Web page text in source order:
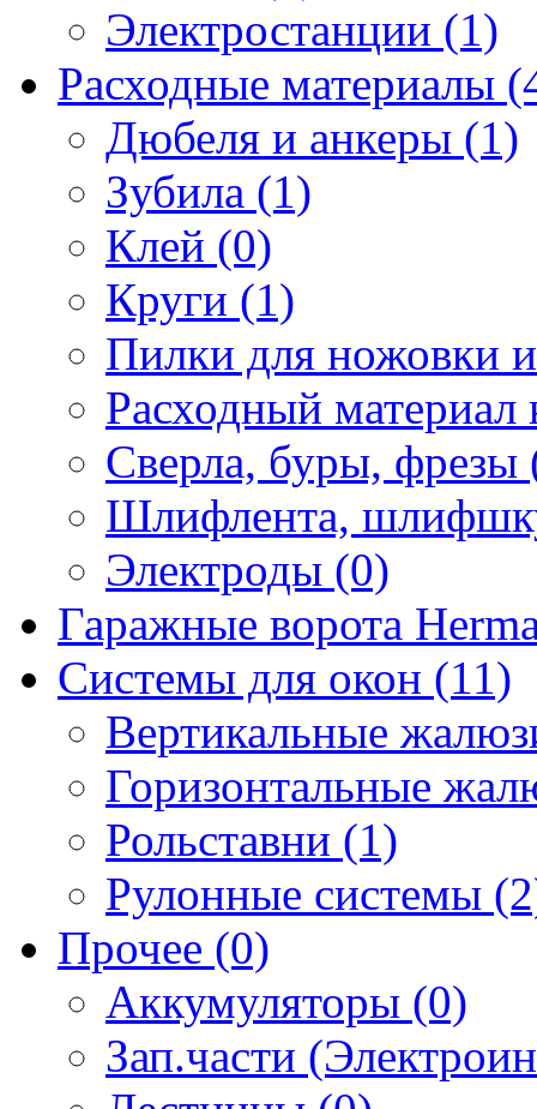
Электростанции (1)
Расходные материалы
Дюбеля и анкеры (1)
Зубила (1)
Клей (0)
Круги (1)
Пилки для ножовки
Расходный материал
Сверла, буры, фрезы
Шлифлента,
Электроды (0)
Гаражные ворота
Системы для окон (11)
Вертикальные
Горизонтальные
Рольставни (1)
Рулонные системы
Прочее (0)
Аккумуляторы (0)
Зап.части